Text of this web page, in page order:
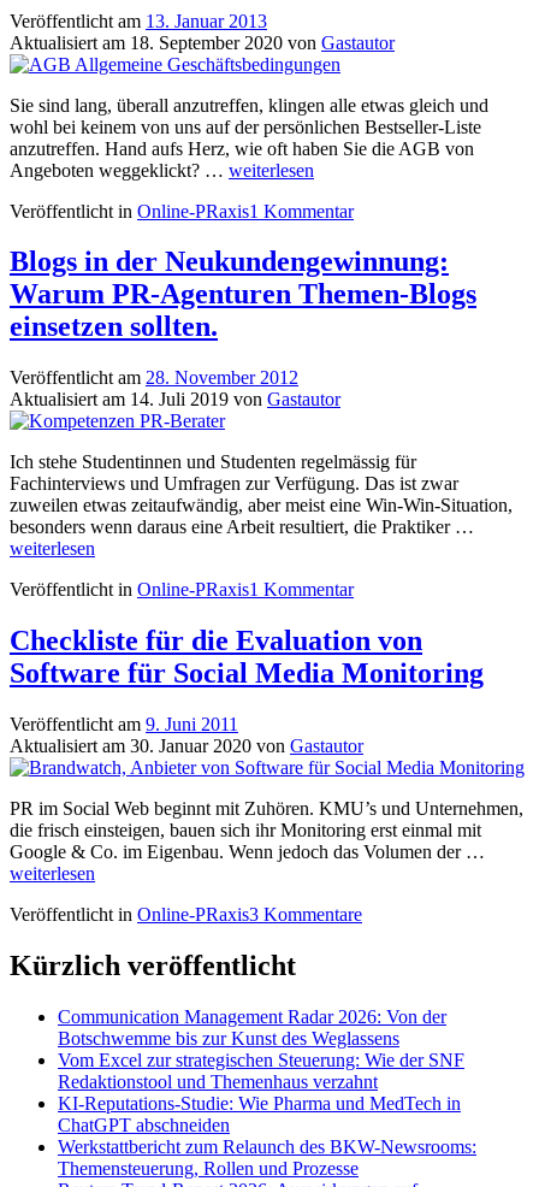
Veröffentlicht am 13. Januar 2013
Aktualisiert am 18. September 2020 von Gastautor
Sie sind lang, überall anzutreffen, klingen alle etwas gleich und
wohl bei keinem von uns auf der persönlichen Bestseller-Liste
anzutreffen. Hand aufs Herz, wie oft haben Sie die AGB von
Angeboten weggeklickt? … Was
sich
Maul
des
geschenkten
Gedanken
zu
von
Online
Plattformen
weiterlesen
Veröffentlicht in Online-PRaxis1 Kommentar
Blogs in der Neukundengewinnung:
Warum PR-Agenturen Themen-Blogs
einsetzen sollten.
Veröffentlicht am 28. November 2012
Aktualisiert am 14. Juli 2019 von Gastautor
Ich stehe Studentinnen und Studenten regelmässig für
Fachinterviews und Umfragen zur Verfügung. Das ist zwar
zuweilen etwas zeitaufwändig, aber meist eine Win-Win-Situation,
besonders wenn daraus eine Arbeit resultiert, die Praktiker …
weiterlesen
Veröffentlicht in Online-PRaxis1 Kommentar
Checkliste für die Evaluation von
Software für Social Media Monitoring
Veröffentlicht am 9. Juni 2011
Aktualisiert am 30. Januar 2020 von Gastautor
PR im Social Web beginnt mit Zuhören. KMU’s und Unternehmen,
die frisch einsteigen, bauen sich ihr Monitoring erst einmal mit
Google & Co. im Eigenbau. Wenn jedoch das Volumen der …
weiterlesen
Veröffentlicht in Online-PRaxis3 Kommentare
Kürzlich veröffentlicht
Communication Management Radar 2026: Von der
Botschwemme bis zur Kunst des Weglassens
Vom Excel zur strategischen Steuerung: Wie der SNF
Redaktionstool und Themenhaus verzahnt
KI-Reputations-Studie: Wie Pharma und MedTech in
ChatGPT abschneiden
Werkstattbericht zum Relaunch des BKW-Newsrooms:
Themensteuerung, Rollen und Prozesse